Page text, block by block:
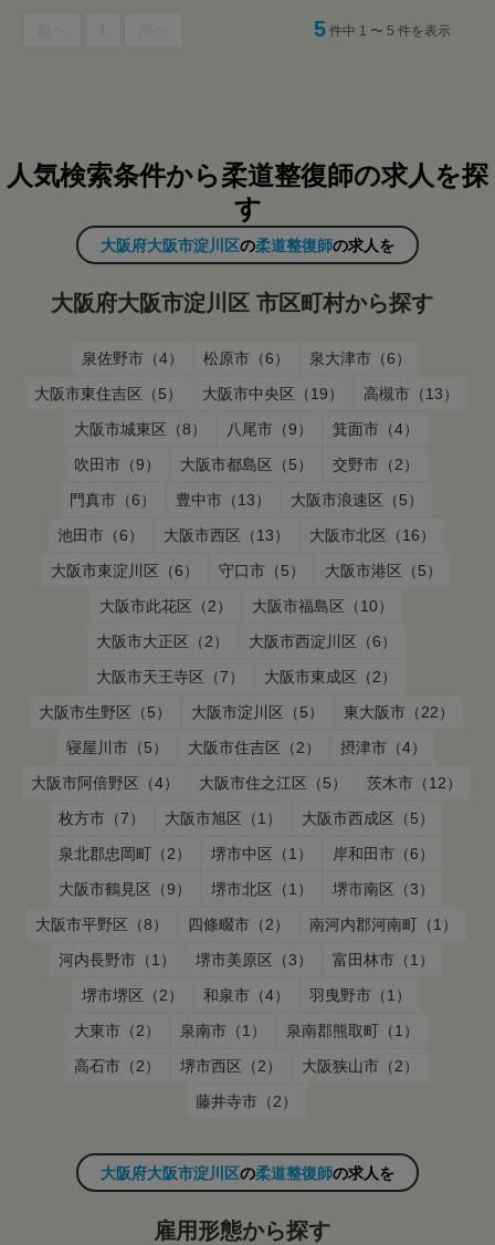
5 件中 1 〜 5 件を表示
人気検索条件から柔道整復師の求人を探
す
大阪府大阪市淀川区の柔道整復師の求人を
大阪府大阪市淀川区 市区町村から探す
泉佐野市（4） 松原市（6）
泉大津市（6）
大阪市東住吉区（5）
大阪市中央区（19）
高槻市（13）
大阪市城東区（8）
八尾市（9）
箕面市（4）
吹田市（9）
大阪市都島区（5）
交野市（2）
門真市（6）
豊中市（13）
大阪市浪速区（5）
池田市（6）
大阪市西区（13）
大阪市北区（16）
大阪市東淀川区（6）
守口市（5）
大阪市港区（5）
大阪市此花区（2）
大阪市福島区（10）
大阪市大正区（2）
大阪市西淀川区（6）
大阪市天王寺区（7）
大阪市東成区（2）
大阪市生野区（5）
大阪市淀川区（5）
東大阪市（22）
寝屋川市（5）
大阪市住吉区（2）
摂津市（4）
大阪市阿倍野区（4）
大阪市住之江区（5）
茨木市（12）
枚方市（7）
大阪市旭区（1）
大阪市西成区（5）
泉北郡忠岡町（2）
堺市中区（1）
岸和田市（6）
大阪市鶴見区（9）
堺市北区（1）
堺市南区（3）
大阪市平野区（8）
四條畷市（2）
南河内郡河南町（1）
河内長野市（1）
堺市美原区（3）
富田林市（1）
堺市堺区（2）
和泉市（4）
羽曳野市（1）
大東市（2）
泉南市（1）
泉南郡熊取町（1）
高石市（2）
堺市西区（2）
大阪狭山市（2）
藤井寺市（2）
大阪府大阪市淀川区の柔道整復師の求人を
雇用形態から探す